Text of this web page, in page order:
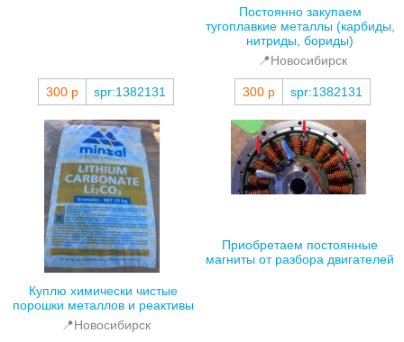
300 р spr:1382131
Постоянно закупаем
тугоплавкие металлы (карбиды,
нитриды, бориды)
📍Новосибирск
300 р spr:1382131
Куплю химически чистые
порошки металлов и реактивы
📍Новосибирск
Приобретаем постоянные
магниты от разбора двигателей